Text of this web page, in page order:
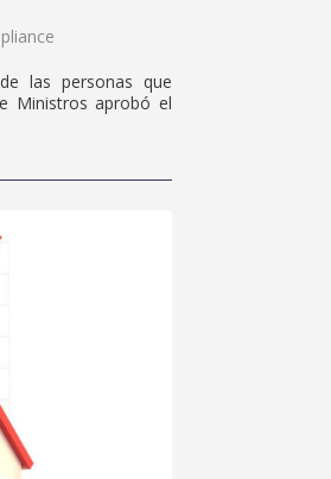
las personas que
Ministros aprobó el